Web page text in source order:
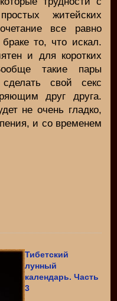
житейских
все равно
то, что искал.
и для коротких
такие пары
свой секс
друг друга.
не очень гладко,
и со временем
Тибетский
лунный
календарь. Часть
3